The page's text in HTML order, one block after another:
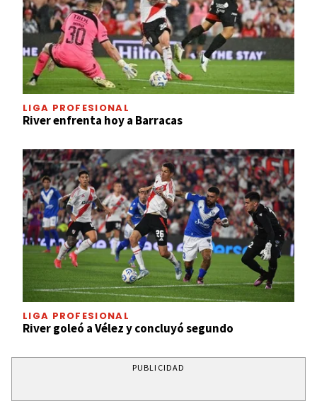
LIGA PROFESIONAL
River enfrenta hoy a Barracas
LIGA PROFESIONAL
River goleó a Vélez y concluyó segundo
PUBLICIDAD